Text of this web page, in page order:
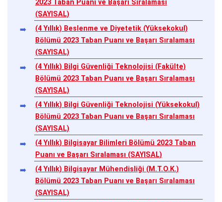
2023 Taban Puanı ve Başarı Sıralaması
(SAYISAL)
(4 Yıllık) Beslenme ve Diyetetik (Yüksekokul)
Bölümü 2023 Taban Puanı ve Başarı Sıralaması
(SAYISAL)
(4 Yıllık) Bilgi Güvenliği Teknolojisi (Fakülte)
Bölümü 2023 Taban Puanı ve Başarı Sıralaması
(SAYISAL)
(4 Yıllık) Bilgi Güvenliği Teknolojisi (Yüksekokul)
Bölümü 2023 Taban Puanı ve Başarı Sıralaması
(SAYISAL)
(4 Yıllık) Bilgisayar Bilimleri Bölümü 2023 Taban
Puanı ve Başarı Sıralaması (SAYISAL)
(4 Yıllık) Bilgisayar Mühendisliği (M.T.O.K.)
Bölümü 2023 Taban Puanı ve Başarı Sıralaması
(SAYISAL)